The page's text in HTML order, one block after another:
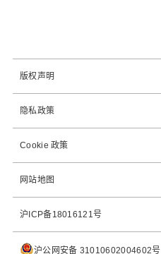
版权声明
隐私政策
Cookie 政策
网站地图
沪ICP备18016121号
沪公网安备 31010602004602号